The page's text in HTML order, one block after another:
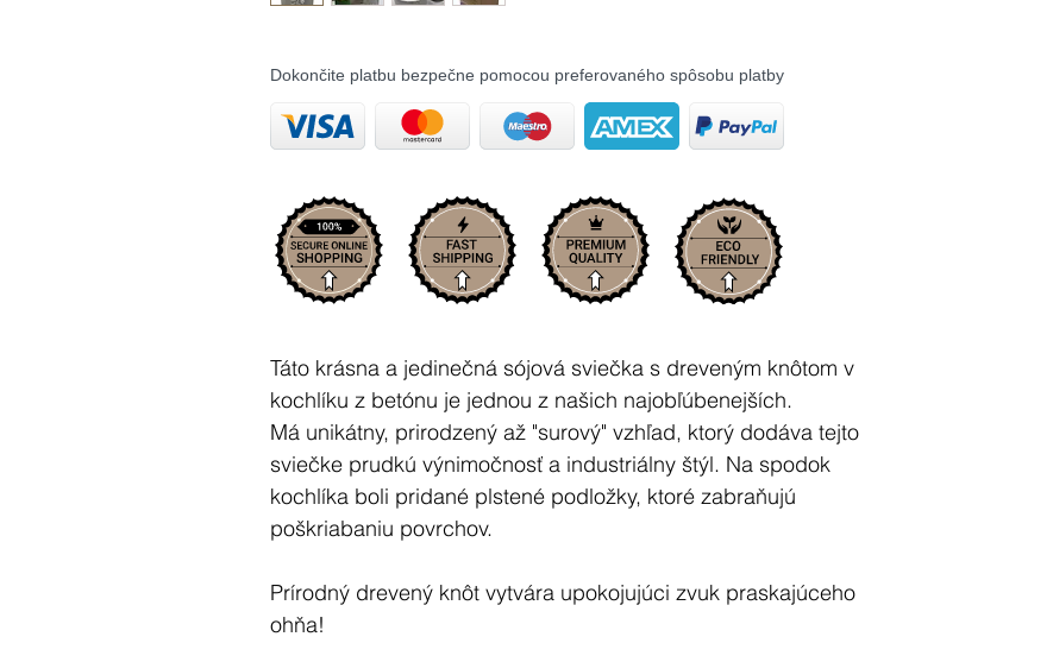
Dokončite platbu bezpečne pomocou preferovaného spôsobu platby
Táto krásna a jedinečná sójová sviečka s dreveným knôtom v
kochlíku z betónu je jednou z našich najobľúbenejších.
Má unikátny, prirodzený až "surový" vzhľad, ktorý dodáva tejto
sviečke prudkú výnimočnosť a industriálny štýl. Na spodok
kochlíka boli pridané plstené podložky, ktoré zabraňujú
poškriabaniu povrchov.
Prírodný drevený knôt vytvára upokojujúci zvuk praskajúceho
ohňa!